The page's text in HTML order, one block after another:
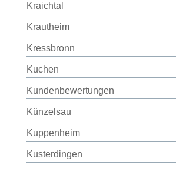
Kraichtal
Krautheim
Kressbronn
Kuchen
Kundenbewertungen
Künzelsau
Kuppenheim
Kusterdingen